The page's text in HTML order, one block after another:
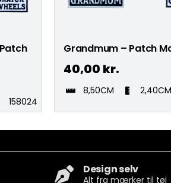
158024
Grandmum – Patch
40,00 kr.
8,50CM 2,40CM
Design selv
Alt fra mærker til tøj